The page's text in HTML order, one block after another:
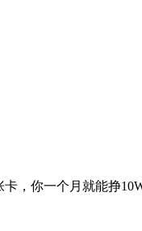
，你一个月就能挣